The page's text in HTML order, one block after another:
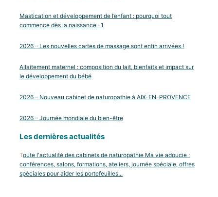
Mastication et développement de l’enfant : pourquoi tout
commence dès la naissance -1
2026 – Les nouvelles cartes de massage sont enfin arrivées !
Allaitement maternel : composition du lait, bienfaits et impact sur
le développement du bébé
2026 – Nouveau cabinet de naturopathie à AIX-EN-PROVENCE
2026 – Journée mondiale du bien-être
Les dernières actualités
Toute l'actualité des cabinets de naturopathie Ma vie adoucie :
conférences, salons, formations, ateliers, journée spéciale, offres
spéciales pour aider les portefeuilles...